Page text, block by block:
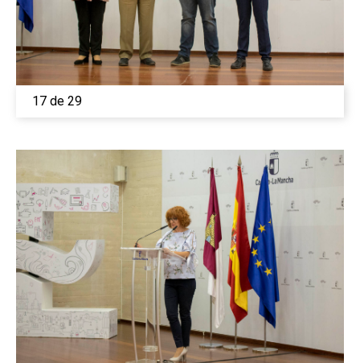
17 de 29
Medio Ambiente
Planeta Rural
Especiales